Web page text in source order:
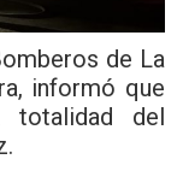
de La
informó que
totalidad del